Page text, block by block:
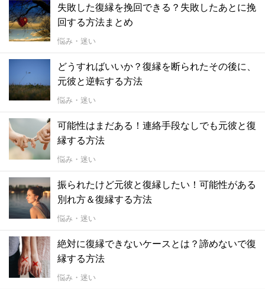
失敗した復縁を挽回できる？失敗したあとに挽
回する方法まとめ
悩み・迷い
どうすればいいか？復縁を断られたその後に、
元彼と逆転する方法
悩み・迷い
可能性はまだある！連絡手段なしでも元彼と復
縁する方法
悩み・迷い
振られたけど元彼と復縁したい！可能性がある
別れ方＆復縁する方法
悩み・迷い
絶対に復縁できないケースとは？諦めないで復
縁する方法
悩み・迷い